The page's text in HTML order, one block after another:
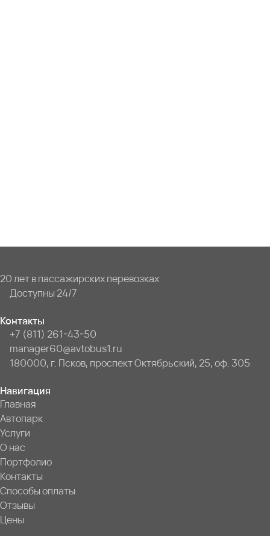
20 лет в пассажирских перевозках
Доступны 24/7
Контакты
+7 (811) 261-43-50
manager60@avtobus1.ru
180000, г. Псков, проспект Октябрьский, 25, оф. 305
Навигация
Главная
Автопарк
Услуги
О нас
Портфолио
Контакты
Способы оплаты
Отзывы
Цены